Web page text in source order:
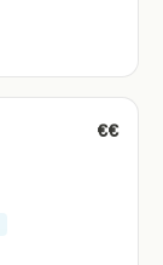
€€